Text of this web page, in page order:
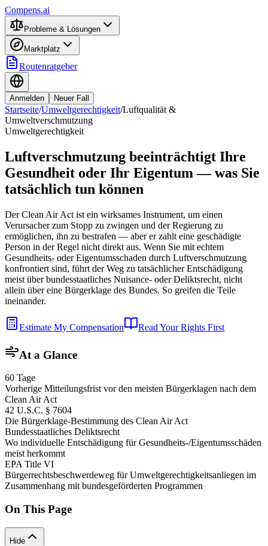
Compens.ai
Probleme & Lösungen
Marktplatz
Routenratgeber
Anmelden Neuer Fall
Startseite/Umweltgerechtigkeit/Luftqualität &
Umweltverschmutzung
Umweltgerechtigkeit
Luftverschmutzung beeinträchtigt Ihre
Gesundheit oder Ihr Eigentum — was Sie
tatsächlich tun können
Der Clean Air Act ist ein wirksames Instrument, um einen
Verursacher zum Stopp zu zwingen und der Regierung zu
ermöglichen, ihn zu bestrafen — aber er zahlt eine geschädigte
Person in der Regel nicht direkt aus. Wenn Sie mit echtem
Gesundheits- oder Eigentumsschaden durch Luftverschmutzung
konfrontiert sind, führt der Weg zu tatsächlicher Entschädigung
meist über bundesstaatliches Nuisance- oder Deliktsrecht, nicht
allein über eine Bürgerklage des Bundes. So greifen die Teile
ineinander.
Estimate My Compensation Read Your Rights First
At a Glance
60 Tage
Vorherige Mitteilungsfrist vor den meisten Bürgerklagen nach dem
Clean Air Act
42 U.S.C. § 7604
Die Bürgerklage-Bestimmung des Clean Air Act
Bundesstaatliches Deliktsrecht
Wo individuelle Entschädigung für Gesundheits-/Eigentumsschäden
meist herkommt
EPA Title VI
Bürgerrechtsbeschwerdeweg für Umweltgerechtigkeitsanliegen im
Zusammenhang mit bundesgeförderten Programmen
On This Page
Hide